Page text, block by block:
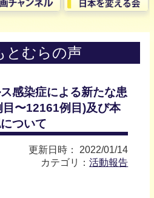
むらの声
感染症による新たな患
〜12161例⽬)及び本
ついて
更新日時： 2022/01/14
カテゴリ：活動報告